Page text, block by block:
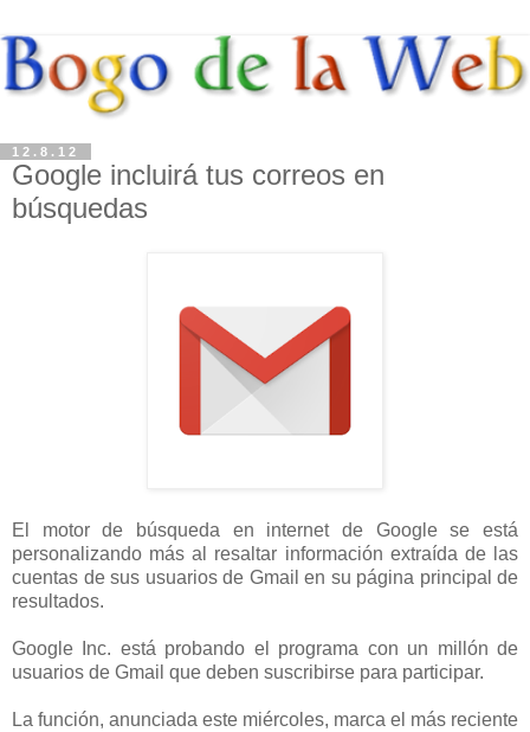
12.8.12
Google incluirá tus correos en
búsquedas
El motor de búsqueda en internet de Google se está
personalizando más al resaltar información extraída de las
cuentas de sus usuarios de Gmail en su página principal de
resultados.
Google Inc. está probando el programa con un millón de
usuarios de Gmail que deben suscribirse para participar.
La función, anunciada este miércoles, marca el más reciente